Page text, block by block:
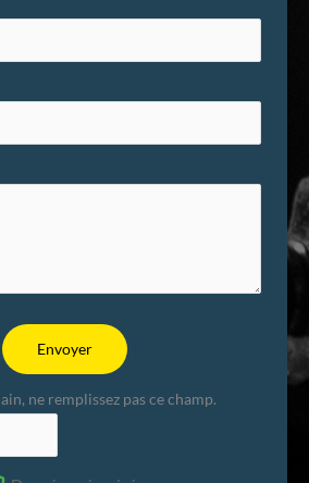
Envoyer
ne remplissez pas ce champ.